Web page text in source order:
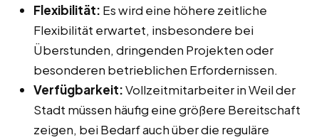
Flexibilität: Es wird eine höhere zeitliche
Flexibilität erwartet, insbesondere bei
Überstunden, dringenden Projekten oder
besonderen betrieblichen Erfordernissen.
Verfügbarkeit:Vollzeitmitarbeiter in Weil der
Stadt müssen häufig eine größere Bereitschaft
zeigen, bei Bedarf auch über die reguläre